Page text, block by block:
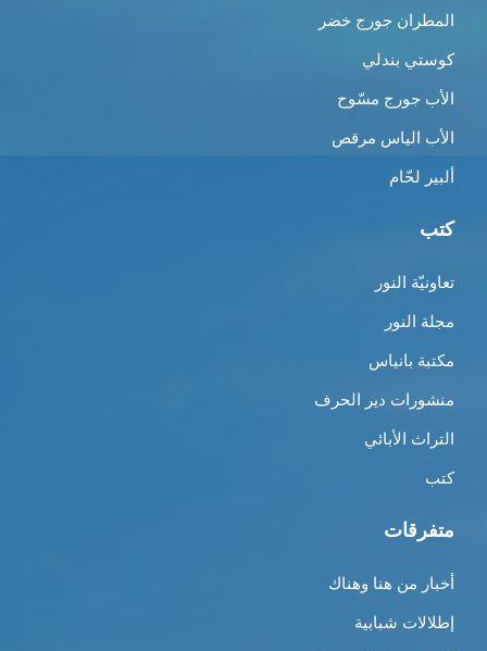
المطران جورج خضر
كوستي بندلي
الأب جورج مسّوح
الأب الياس مرقص
ألبير لحّام
كتب
تعاونيّة النور
مجلة النور
مكتبة بانياس
منشورات دير الحرف
التراث الأبائي
كتب
متفرقات
أخبار من هنا وهناك
إطلالات شبابية